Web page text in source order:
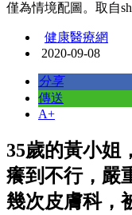
僅為情境配圖。取自
健康醫療網
2020-09-08
分享
傳送
A+
35歲的黃小姐
癢到不行，嚴
幾次皮膚科，